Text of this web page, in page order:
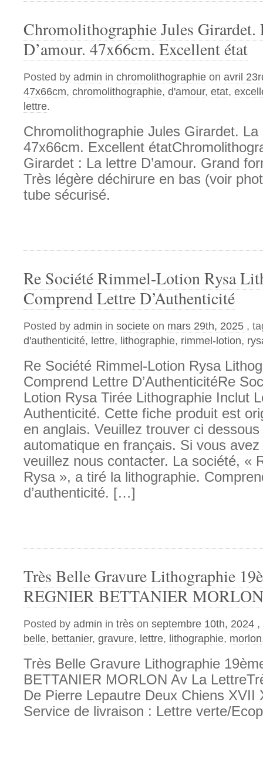
Chromolithographie Jules Girardet.
D’amour. 47x66cm. Excellent état
Posted by admin in chromolithographie on avril
47x66cm, chromolithographie, d'amour, etat,
lettre.
Chromolithographie Jules Girardet. La
47x66cm. Excellent
Girardet : La lettre D’amour. Grand
Très légère déchirure en bas (voir
tube sécurisé.
Re Société Rimmel-Lotion Rysa
Comprend Lettre D’Authenticité
Posted by admin in societe on mars 29th, 2025 ,
d'authenticité, lettre, lithographie, rimmel-lotion,
Re Société Rimmel-Lotion Rysa
Comprend Lettre D’AuthenticitéRe
Lotion Rysa Tirée Lithographie Inclut
Authenticité. Cette fiche produit est
en anglais. Veuillez trouver ci
automatique en français. Si vous
veuillez nous contacter. La société, «
Rysa », a tiré la lithographie.
d’authenticité. […]
Très Belle Gravure Lithographie
REGNIER BETTANIER
Posted by admin in très on septembre 10th, 2024 ,
belle, bettanier, gravure, lettre, lithographie, morlon
Très Belle Gravure Lithographie
BETTANIER MORLON Av La
De Pierre Lepautre Deux Chiens XVII
Service de livraison : Lettre verte/